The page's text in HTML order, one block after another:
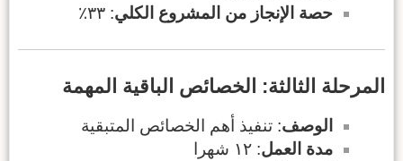
حصة الإنجاز من المشروع الكلي: ٣٣٪
المرحلة الثالثة: الخصائص الباقية المهمة
الوصف: تنفيذ أهم الخصائص المتبقية
مدة العمل: ١٢ شهرا